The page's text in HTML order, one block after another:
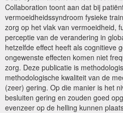
Collaboration toont aan dat bij
vermoeidheidssyndroom fysieke
zorg op het vlak van vermoeidheid,
perceptie van de verandering in
hetzelfde effect heeft als cognitieve
ongewenste effecten komen niet
zorg. Deze publicatie is
methodologische kwaliteit van de
(zeer) gering. Op die manier is het
besluiten gering en zouden goed
evenzeer op de helling kunnen